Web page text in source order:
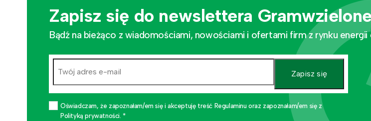
Zapisz się do newslettera
Bądź na bieżąco z wiadomościami, nowościami i ofertami firm z rynku energii
Zapisz się
Oświadczam, że zapoznałam/em się i akceptuję treść Regulaminu oraz zapoznałam/em się z
Polityką prywatności. *